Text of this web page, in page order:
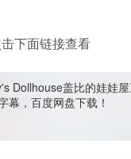
下面链接查看
Dollhouse盖比的娃娃
幕，百度网盘下载！